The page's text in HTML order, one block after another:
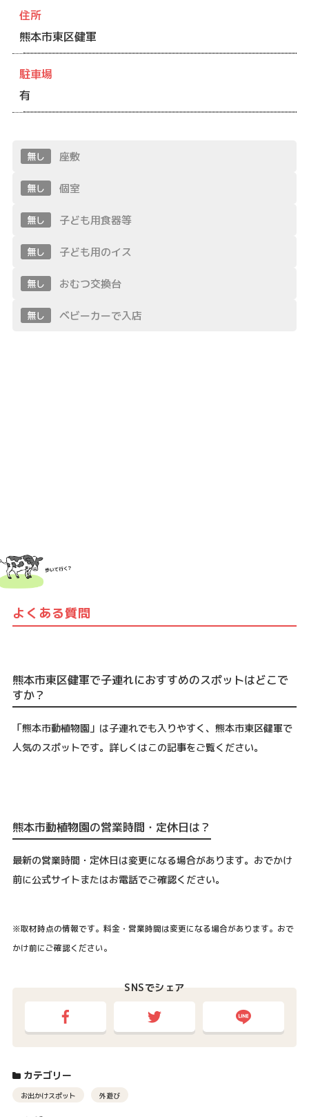
住所
熊本市東区健軍
駐車場
有
無し 座敷
無し 個室
無し 子ども用食器等
無し 子ども用のイス
無し おむつ交換台
無し ベビーカーで入店
よくある質問
熊本市東区健軍で子連れにおすすめのスポットはどこで
すか？
「熊本市動植物園」は子連れでも入りやすく、熊本市東区健軍で
人気のスポットです。詳しくはこの記事をご覧ください。
熊本市動植物園の営業時間・定休日は？
最新の営業時間・定休日は変更になる場合があります。おでかけ
前に公式サイトまたはお電話でご確認ください。
※取材時点の情報です。料金・営業時間は変更になる場合があります。おで
かけ前にご確認ください。
SNSでシェア
カテゴリー
お出かけスポット 外遊び